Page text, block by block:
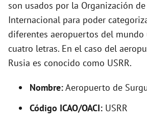
o
son usados por la Organización
Internacional para poder
diferentes aeropuertos del mundo
cuatro letras. En el caso del
Rusia es conocido como USRR.
Nombre:Aeropuerto de
Código ICAO/OACI: USRR